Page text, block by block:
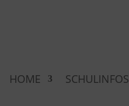
HOME SCHULINFOS